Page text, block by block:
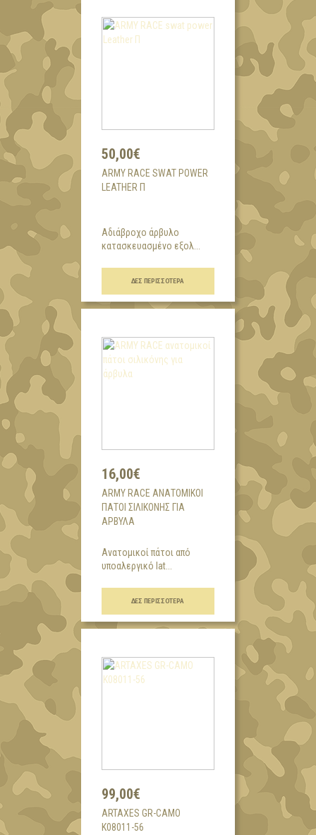
50,00€
ARMY RACE SWAT POWER
LEATHER Π
Αδιάβροχο άρβυλο
κατασκευασμένο εξολ...
ΔΕΣ ΠΕΡΙΣΣΌΤΕΡΑ
16,00€
ARMY RACE ΑΝΑΤΟΜΙΚΟΊ
ΠΆΤΟΙ ΣΙΛΙΚΌΝΗΣ ΓΙΑ
ΆΡΒΥΛΑ
Ανατομικοί πάτοι από
υποαλεργικό lat...
ΔΕΣ ΠΕΡΙΣΣΌΤΕΡΑ
99,00€
ARTAXES GR-CAMO
K08011-56